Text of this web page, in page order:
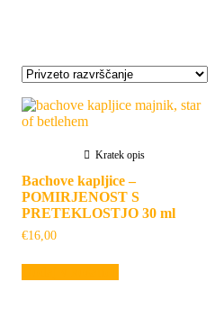
Kratek opis
Bachove kapljice –
POMIRJENOST S
PRETEKLOSTJO 30 ml
€16,00